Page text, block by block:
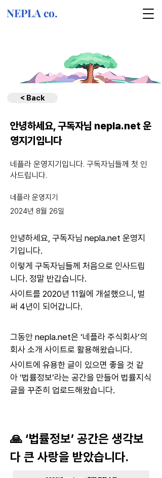
NEPLA co.
< Back
안녕하세요, 구독자님 nepla.net 운
영지기입니다
네플라 운영지기입니다. 구독자님들께 첫 인
사드립니다.
네플라 운영지기
2024년 8월 26일
안녕하세요, 구독자님 nepla.net 운영지
기입니다.
이렇게 구독자님들께 처음으로 인사드립
니다. 정말 반갑습니다.
사이트를 2020년 11월에 개설했으니, 벌
써 4년이 되어갑니다.
그동안 nepla.net은 ‘네플라 주식회사’의
회사 소개 사이트로 활용해왔습니다.
사이트에 유용한 글이 있으면 좋을 것 같
아 ‘법률정보’라는 공간을 만들어 법률지식
글을 꾸준히 업로드해왔습니다.
🙏 ‘법률정보’ 공간은 생각보
다 큰 사랑을 받았습니다.